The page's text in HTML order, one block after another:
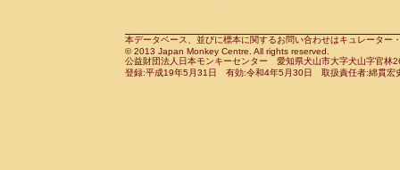
CercopithecidaePapio anubis(0)
CercopithecidaePapio cynocephalus
CercopithecidaePapio hamadryas(0)
CebidaeSaguinus leucopus(0)
CebidaeSaguinus midas(0)
Cebidae Saguinus mystax(0)
本データベース、並びに標本に関するお問い合わせはキュレータ
© 2013 Japan Monkey Centre. All rights reserved.
公益財団法人日本モンキーセンター 愛知県犬山市大字犬山字官
登録:平成19年5月31日 有効:令和4年5月30日 取扱責任者:綿貫宏